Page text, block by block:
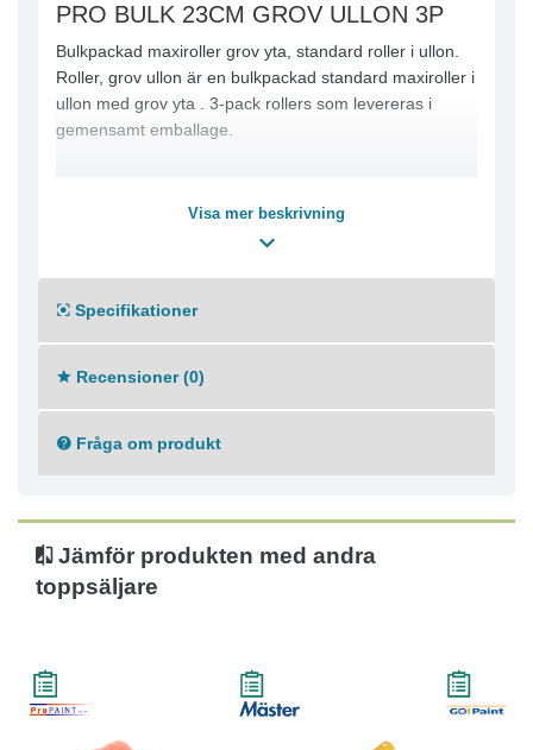
PRO BULK 23CM GROV ULLON 3P
Bulkpackad maxiroller grov yta, standard roller i ullon.
Roller, grov ullon är en bulkpackad standard maxiroller i
ullon med grov yta . 3-pack rollers som levereras i
gemensamt emballage.
Visa mer beskrivning
Specifikationer
Recensioner (0)
Fråga om produkt
Jämför produkten med andra
toppsäljare